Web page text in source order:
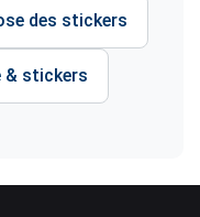
des stickers
& stickers